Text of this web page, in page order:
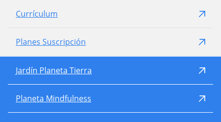
Currículum
Planes Suscripción
Jardín Planeta Tierra
Planeta Mindfulness